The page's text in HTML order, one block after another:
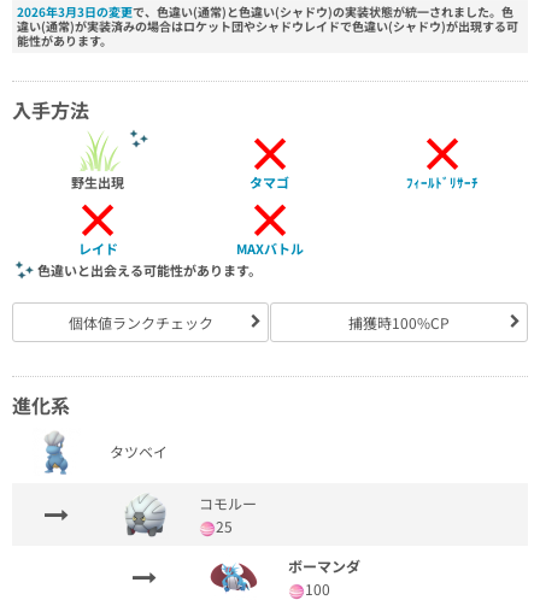
2026年3月3日の変更で、色違い(通常)と色違い(シャドウ)の実装状態が統一されました。色
違い(通常)が実装済みの場合はロケット団やシャドウレイドで色違い(シャドウ)が出現する可
能性があります。
入手方法
野生出現 ×
タマゴ ×
ﾌｨｰﾙﾄﾞﾘｻｰﾁ
×
レイド ×
MAXバトル
色違いと出会える可能性があります。
個体値ランクチェック 捕獲時100%CP
進化系
タツベイ
コモルー
25
ボーマンダ
100